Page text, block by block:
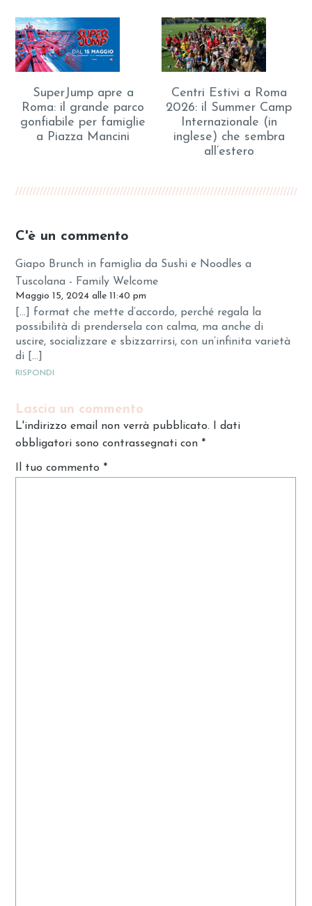
SuperJump apre a
Roma: il grande parco
gonfiabile per famiglie
a Piazza Mancini
Centri Estivi a Roma
2026: il Summer Camp
Internazionale (in
inglese) che sembra
all’estero
C'è un commento
Giapo Brunch in famiglia da Sushi e Noodles a
Tuscolana - Family Welcome
Maggio 15, 2024 alle 11:40 pm
[…] format che mette d’accordo, perché regala la
possibilità di prendersela con calma, ma anche di
uscire, socializzare e sbizzarrirsi, con un’infinita varietà
di […]
RISPONDI
Lascia un commento
L'indirizzo email non verrà pubblicato. I dati
obbligatori sono contrassegnati con *
Il tuo commento *